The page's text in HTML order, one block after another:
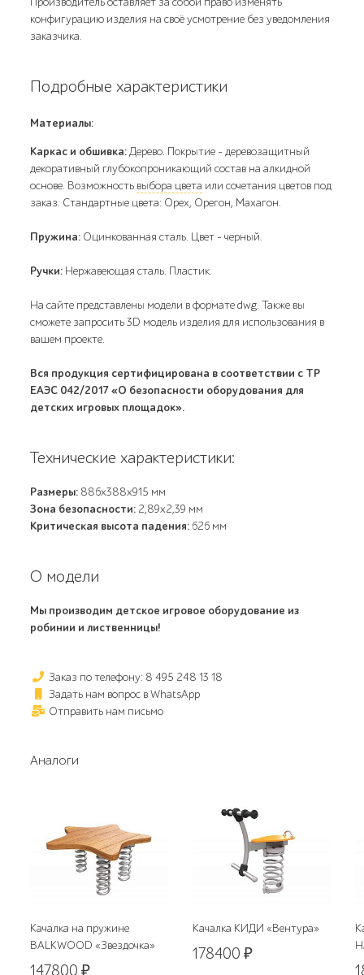
конфигурацию изделия на своё усмотрение без уведомления
заказчика.
Подробные характеристики
Материалы:
Каркас и обшивка:Дерево. Покрытие – деревозащитный
декоративный глубокопроникающий состав на алкидной
основе. Возможность выбора цвета или сочетания цветов под
заказ. Стандартные цвета: Орех, Орегон, Махагон.
Пружина: Оцинкованная сталь. Цвет - черный.
Ручки: Нержавеющая сталь. Пластик.
На сайте представлены модели в формате dwg. Также вы
сможете запросить 3D модель изделия для использования в
вашем проекте.
Вся продукция сертифицирована в соответствии с ТР
ЕАЭС 042/2017 «О безопасности оборудования для
детских игровых площадок».
Технические характеристики:
Размеры: 886х388х915 мм
Зона безопасности: 2,89х2,39 мм
Критическая высота падения: 626 мм
О модели
Мы производим детское игровое оборудование из
робинии и лиственницы!
Заказ по телефону: 8 495 248 13 18
Задать нам вопрос в WhatsApp
Отправить нам письмо
Аналоги
Качалка на пружине
BALKWOOD «Звездочка»
147800₽
Качалка КИДИ «Вентура»
178400₽